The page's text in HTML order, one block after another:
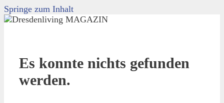
Springe zum Inhalt
Es konnte nichts gefunden
werden.